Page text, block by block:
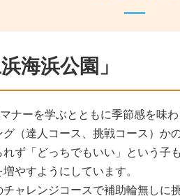
海浜公園」
ナーを学ぶとともに季節感を味
（達人コース、挑戦コース）か
ず「どっちでもいい」という子
やすようにしています。
ャレンジコースで補助輪無しに